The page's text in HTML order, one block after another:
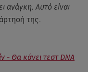
ανάγκη. Αυτό είναι
της.
- Θα κάνει τεστ DNA